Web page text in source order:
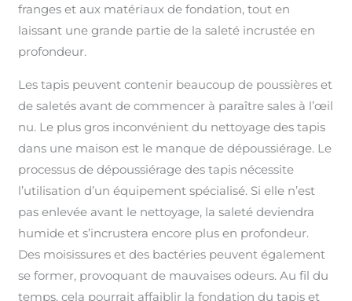
franges et aux matériaux de fondation, tout en
laissant une grande partie de la saleté incrustée en
profondeur.
Les tapis peuvent contenir beaucoup de poussières et
de saletés avant de commencer à paraître sales à l’œil
nu. Le plus gros inconvénient du nettoyage des tapis
dans une maison est le manque de dépoussiérage. Le
processus de dépoussiérage des tapis nécessite
l’utilisation d’un équipement spécialisé. Si elle n’est
pas enlevée avant le nettoyage, la saleté deviendra
humide et s’incrustera encore plus en profondeur.
Des moisissures et des bactéries peuvent également
se former, provoquant de mauvaises odeurs. Au fil du
temps, cela pourrait affaiblir la fondation du tapis et